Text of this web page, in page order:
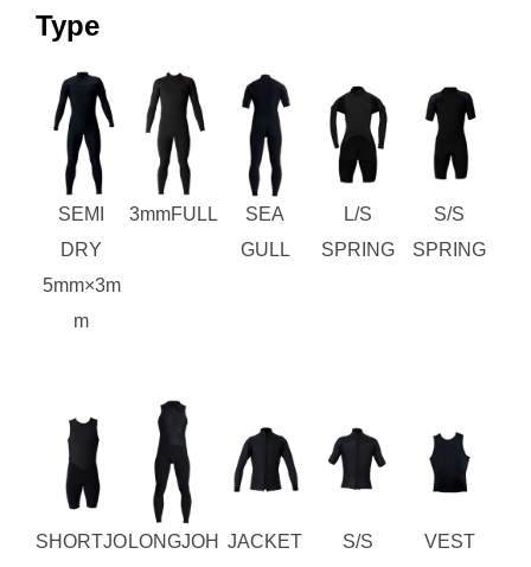
Type
SEMI
DRY
5mm×3m
m
3mmFULL
SEA
GULL
L/S
SPRING
S/S
SPRING
SHORTJO LONGJOH
JACKET
S/S
VEST